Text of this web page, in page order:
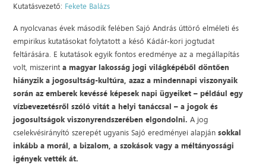
Kutatásvezető: Fekete Balázs
A nyolcvanas évek második felében Sajó András úttörő elméleti és
empirikus kutatásokat folytatott a késő Kádár-kori jogtudat
feltárására. E kutatások egyik fontos eredménye az a megállapítás
volt, miszerinta magyar lakosság jogi világképéből döntően
hiányzik a jogosultság-kultúra, azaz a mindennapi viszonyaik
során az emberek kevéssé képesek napi ügyeiket – például egy
vízbevezetésről szóló vitát a helyi tanáccsal – a jogok és
jogosultságok viszonyrendszerében elgondolni. A jog
cselekvésirányító szerepét ugyanis Sajó eredményei alapjánsokkal
inkább a morál, a bizalom, a szokások vagy a méltányossági
igények vették át.